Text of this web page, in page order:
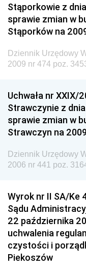
Krajowych i
Dziennik
Dziennik
Dziennik
Dziennik
Dziennik
Dziennik
Stąporkowie z
sprawie zmian w
Stąporków na
Dziennik Urzędowy
2009 nr 474 poz.
Uchwała nr XXIX/
Strawczynie z
sprawie zmian w
Strawczyn na
Dziennik Urzędowy
2006 nr 441 poz.
Wyrok nr II SA/Ke
Sądu
22 października
uchwalenia
czystości i
Piekoszów